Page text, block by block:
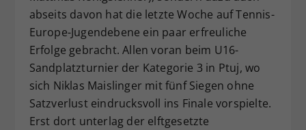
abseits davon hat die letzte Woche auf Tennis-
Europe-Jugendebene ein paar erfreuliche
Erfolge gebracht. Allen voran beim U16-
Sandplatzturnier der Kategorie 3 in Ptuj, wo
sich Niklas Maislinger mit fünf Siegen ohne
Satzverlust eindrucksvoll ins Finale vorspielte.
Erst dort unterlag der elftgesetzte
Zweck
Dieser Wert speichert Ihre Consent-
Einstellungen. Unter anderem eine
zufällig generierte ID, für die
historische Speicherung Ihrer
vorgenommen Einstellungen, falls der
Webseiten-Betreiber dies eingestellt
hat.